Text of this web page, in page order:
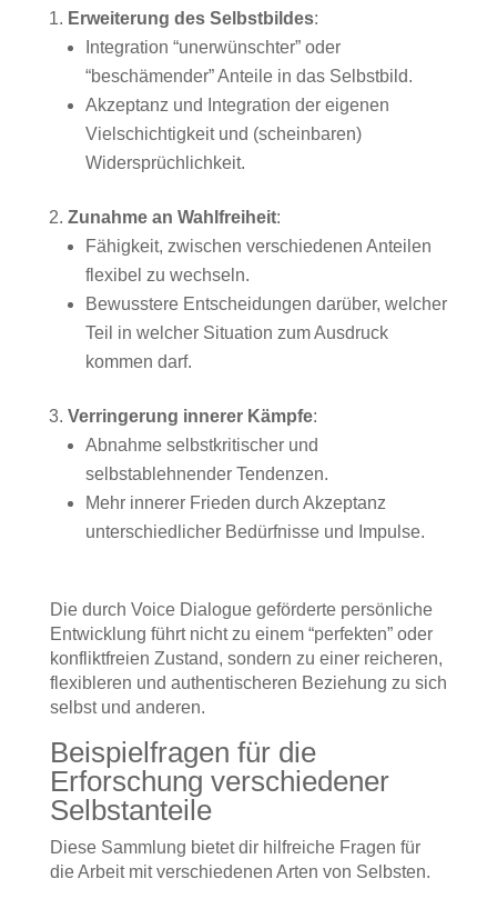
Erweiterung des Selbstbildes:
Integration “unerwünschter” oder
“beschämender” Anteile in das Selbstbild.
Akzeptanz und Integration der eigenen
Vielschichtigkeit und (scheinbaren)
Widersprüchlichkeit.
Zunahme an Wahlfreiheit:
Fähigkeit, zwischen verschiedenen Anteilen
flexibel zu wechseln.
Bewusstere Entscheidungen darüber, welcher
Teil in welcher Situation zum Ausdruck
kommen darf.
Verringerung innerer Kämpfe:
Abnahme selbstkritischer und
selbstablehnender Tendenzen.
Mehr innerer Frieden durch Akzeptanz
unterschiedlicher Bedürfnisse und Impulse.
Die durch Voice Dialogue geförderte persönliche
Entwicklung führt nicht zu einem “perfekten” oder
konfliktfreien Zustand, sondern zu einer reicheren,
flexibleren und authentischeren Beziehung zu sich
selbst und anderen.
Beispielfragen für die
Erforschung verschiedener
Selbstanteile
Diese Sammlung bietet dir hilfreiche Fragen für
die Arbeit mit verschiedenen Arten von Selbsten.